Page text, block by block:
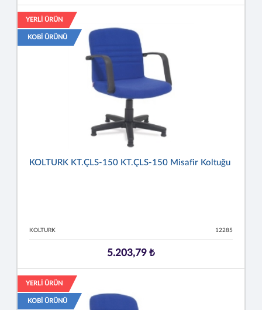
YERLİ ÜRÜN
KOBİ ÜRÜNÜ
KOLTURK KT.ÇLS-150 KT.ÇLS-150 Misafir Koltuğu
KOLTURK 12285
5.203,79 ₺
YERLİ ÜRÜN
KOBİ ÜRÜNÜ